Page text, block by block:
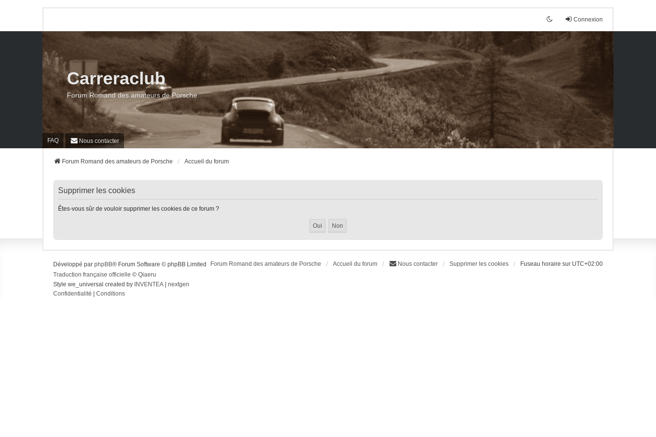
Connexion
FAQ Nous contacter
Carreraclub
Forum Romand des amateurs de Porsche
Forum Romand des amateurs de Porsche Accueil du forum
Supprimer les cookies
Êtes-vous sûr de vouloir supprimer les cookies de ce forum ?
Forum Romand des amateurs de Porsche Accueil du forum Nous contacter Supprimer les cookies Fuseau horaire sur UTC+02:00
Développé par phpBB® Forum Software © phpBB Limited
Traduction française officielle © Qiaeru
Style we_universal created by INVENTEA
nextgen
Confidentialité
Conditions